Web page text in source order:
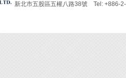
新北市五股區五權八路38號 Tel: